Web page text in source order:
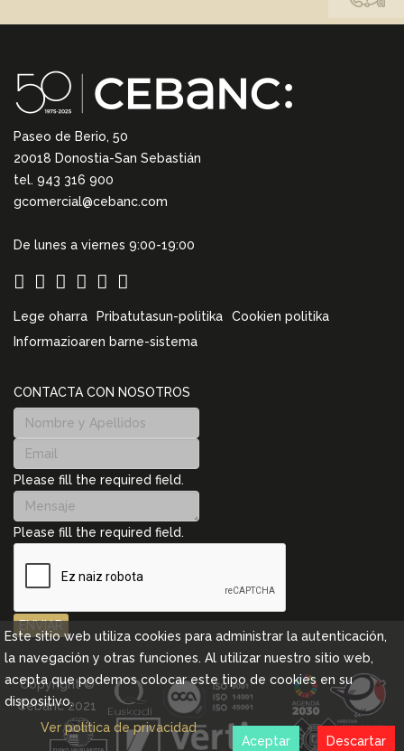
Paseo de Berio, 50
20018 Donostia-San Sebastián
tel. 943 316 900
gcomercial@cebanc.com
De lunes a viernes 9:00-19:00
Lege oharra Pribatutasun-politika
Cookien politika
Informazioaren barne-sistema
CONTACTA CON NOSOTROS
Please fill the required field.
Please fill the required field.
ENVIAR
Copyright ©
Cebanc 2021
Este sitio web utiliza cookies para administrar la autenticación,
la navegación y otras funciones. Al utilizar nuestro sitio web,
acepta que podemos colocar este tipo de cookies en su
dispositivo.
Ver política de privacidad
Descartar
Aceptar